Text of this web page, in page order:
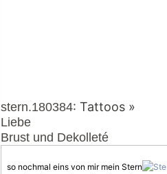
stern.180384: Tattoos »
Liebe
Brust und Dekolleté
so nochmal eins von mir mein Stern